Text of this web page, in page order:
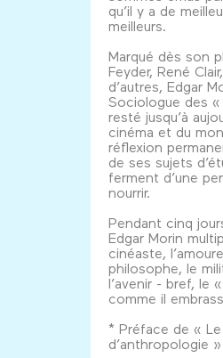
qu’il y a de
meilleurs.
Marqué dès son
Feyder, René
d’autres, Edgar
Sociologue des
resté jusqu’à
cinéma et du
réflexion
de ses sujets
ferment d’une
nourrir.
Pendant cinq
Edgar Morin
cinéaste,
philosophe, le
l’avenir - bref, le
comme il
* Préface de « Le
d’anthropologie